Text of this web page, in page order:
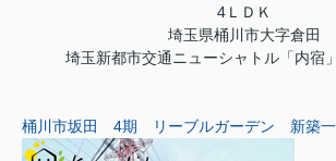
4ＬＤＫ
埼玉県桶川市大字倉田
埼玉新都市交通ニューシャトル「内宿
桶川市坂田 4期 リーブルガーデン 新築